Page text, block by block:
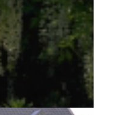
noda'